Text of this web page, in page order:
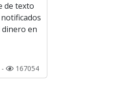
de texto
dinero en
167054